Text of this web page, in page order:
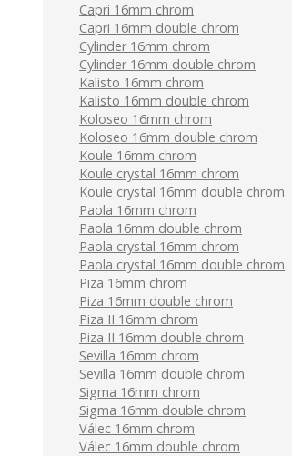
Capri 16mm chrom
Capri 16mm double chrom
Cylinder 16mm chrom
Cylinder 16mm double chrom
Kalisto 16mm chrom
Kalisto 16mm double chrom
Koloseo 16mm chrom
Koloseo 16mm double chrom
Koule 16mm chrom
Koule crystal 16mm chrom
Koule crystal 16mm double chrom
Paola 16mm chrom
Paola 16mm double chrom
Paola crystal 16mm chrom
Paola crystal 16mm double chrom
Piza 16mm chrom
Piza 16mm double chrom
Piza II 16mm chrom
Piza II 16mm double chrom
Sevilla 16mm chrom
Sevilla 16mm double chrom
Sigma 16mm chrom
Sigma 16mm double chrom
Válec 16mm chrom
Válec 16mm double chrom